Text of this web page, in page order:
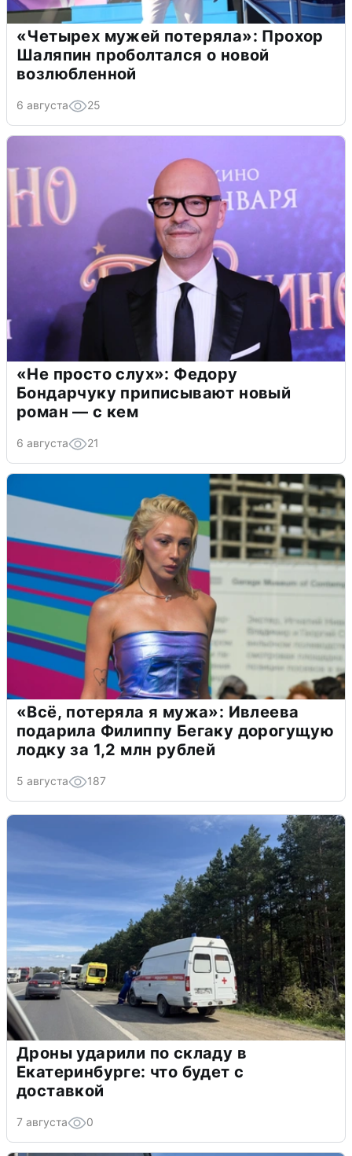
«Четырех мужей потеряла»: Прохор
Шаляпин проболтался о новой
возлюбленной
6 августа 25
«Не просто слух»: Федору
Бондарчуку приписывают новый
роман — с кем
6 августа 21
«Всё, потеряла я мужа»: Ивлеева
подарила Филиппу Бегаку дорогущую
лодку за 1,2 млн рублей
5 августа 187
Дроны ударили по складу в
Екатеринбурге: что будет с
доставкой
7 августа 0